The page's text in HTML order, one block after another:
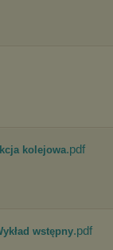
kolejowa.pdf
wstępny.pdf